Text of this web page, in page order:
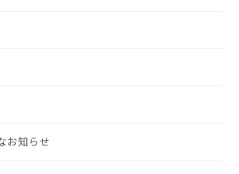
お知らせ